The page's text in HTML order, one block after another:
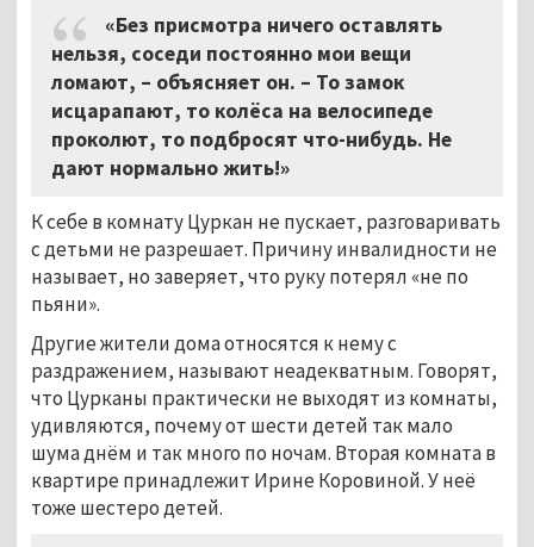
«Без присмотра ничего оставлять
нельзя, соседи постоянно мои вещи
ломают, – объясняет он. – То замок
исцарапают, то колёса на велосипеде
проколют, то подбросят что-нибудь. Не
дают нормально жить!»
К себе в комнату Цуркан не пускает, разговаривать
с детьми не разрешает. Причину инвалидности не
называет, но заверяет, что руку потерял «не по
пьяни».
Другие жители дома относятся к нему с
раздражением, называют неадекватным. Говорят,
что Цурканы практически не выходят из комнаты,
удивляются, почему от шести детей так мало
шума днём и так много по ночам. Вторая комната в
квартире принадлежит Ирине Коровиной. У неё
тоже шестеро детей.